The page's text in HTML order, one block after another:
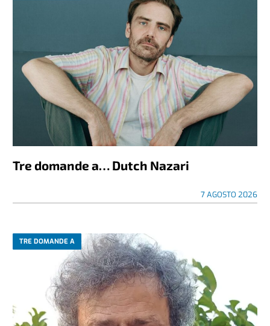
Tre domande a… Dutch Nazari
7 AGOSTO 2026
TRE DOMANDE A